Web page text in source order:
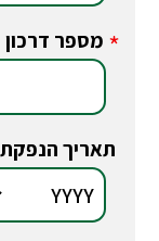
* מספר דרכון
תאריך הנפקת